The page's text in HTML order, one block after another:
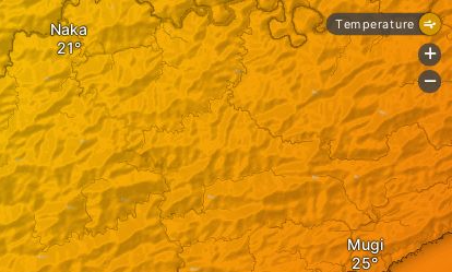
Naka
Mugi
Temperature
+
-